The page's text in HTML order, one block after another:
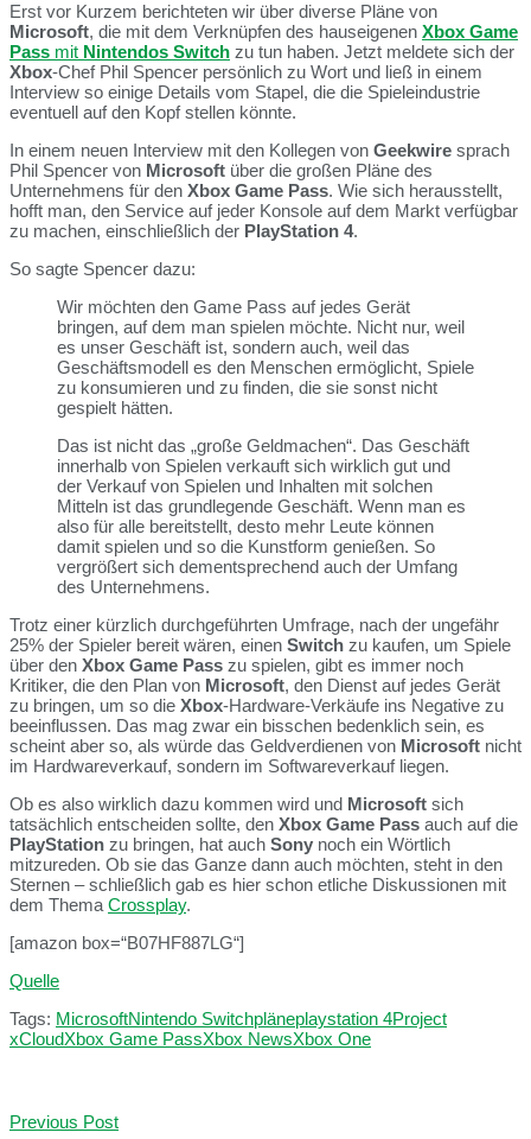
Erst vor Kurzem berichteten wir über diverse Pläne von
Microsoft, die mit dem Verknüpfen des hauseigenen Xbox Game
Pass mit Nintendos Switch zu tun haben. Jetzt meldete sich der
Xbox-Chef Phil Spencer persönlich zu Wort und ließ in einem
Interview so einige Details vom Stapel, die die Spieleindustrie
eventuell auf den Kopf stellen könnte.
In einem neuen Interview mit den Kollegen von Geekwire sprach
Phil Spencer von Microsoft über die großen Pläne des
Unternehmens für den Xbox Game Pass. Wie sich herausstellt,
hofft man, den Service auf jeder Konsole auf dem Markt verfügbar
zu machen, einschließlich der PlayStation 4.
So sagte Spencer dazu:
Wir möchten den Game Pass auf jedes Gerät
bringen, auf dem man spielen möchte. Nicht nur, weil
es unser Geschäft ist, sondern auch, weil das
Geschäftsmodell es den Menschen ermöglicht, Spiele
zu konsumieren und zu finden, die sie sonst nicht
gespielt hätten.
Das ist nicht das „große Geldmachen“. Das Geschäft
innerhalb von Spielen verkauft sich wirklich gut und
der Verkauf von Spielen und Inhalten mit solchen
Mitteln ist das grundlegende Geschäft. Wenn man es
also für alle bereitstellt, desto mehr Leute können
damit spielen und so die Kunstform genießen. So
vergrößert sich dementsprechend auch der Umfang
des Unternehmens.
Trotz einer kürzlich durchgeführten Umfrage, nach der ungefähr
25% der Spieler bereit wären, einen Switch zu kaufen, um Spiele
über den Xbox Game Pass zu spielen, gibt es immer noch
Kritiker, die den Plan von Microsoft, den Dienst auf jedes Gerät
zu bringen, um so die Xbox-Hardware-Verkäufe ins Negative zu
beeinflussen. Das mag zwar ein bisschen bedenklich sein, es
scheint aber so, als würde das Geldverdienen von Microsoft nicht
im Hardwareverkauf, sondern im Softwareverkauf liegen.
Ob es also wirklich dazu kommen wird und Microsoft sich
tatsächlich entscheiden sollte, den Xbox Game Pass auch auf die
PlayStation zu bringen, hat auch Sony noch ein Wörtlich
mitzureden. Ob sie das Ganze dann auch möchten, steht in den
Sternen – schließlich gab es hier schon etliche Diskussionen mit
dem ThemaCrossplay.
[amazon box=“B07HF887LG“]
Quelle
Tags: MicrosoftNintendo Switchpläneplaystation 4Project
xCloudXbox Game PassXbox NewsXbox One
Previous Post